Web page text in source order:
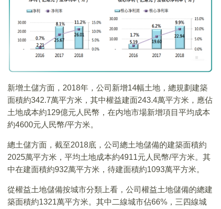
新增土儲方面，2018年，公司新增14幅土地，總規劃建築
面積約342.7萬平方米，其中權益建面243.4萬平方米，應佔
土地成本約129億元人民幣，在内地市場新增項目平均成本
約4600元人民幣/平方米。
總土儲方面，截至2018底，公司總土地儲備的建築面積約
2025萬平方米，平均土地成本約4911元人民幣/平方米。其
中在建面積約932萬平方米，待建面積約1093萬平方米。
從權益土地儲備按城市分類上看，公司權益土地儲備的總建
築面積約1321萬平方米。其中二線城市佔66%，三四線城